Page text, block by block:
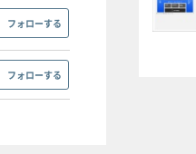
フォローする
フォローする